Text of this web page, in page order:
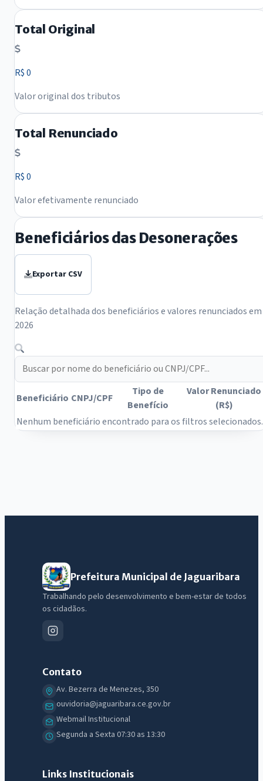
Total Original
R$ 0
Valor original dos tributos
Total Renunciado
R$ 0
Valor efetivamente renunciado
Beneficiários das Desonerações
Exportar CSV
Relação detalhada dos beneficiários e valores renunciados em
2026
Buscar Beneficiário
Beneficiário CNPJ/CPF
Tipo de
Benefício
Valor Renunciado
(R$)
Nenhum beneficiário encontrado para os filtros selecionados.
Prefeitura Municipal de Jaguaribara
Trabalhando pelo desenvolvimento e bem-estar de todos
os cidadãos.
Contato
Av. Bezerra de Menezes, 350
ouvidoria@jaguaribara.ce.gov.br
Webmail Institucional
Segunda a Sexta 07:30 as 13:30
Links Institucionais